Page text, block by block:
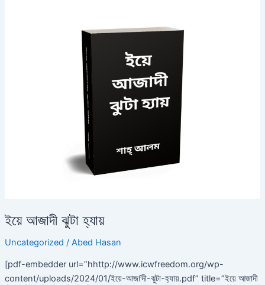
ইয়ে আজাদী ঝুটা হ্যায়
Uncategorized / Abed Hasan
[pdf-embedder url=”hhttp://www.icwfreedom.org/wp-
content/uploads/2024/01/ইয়ে-আজfদী-ঝুটা-হ্যায়.pdf” title=”ইয়ে আজাদী